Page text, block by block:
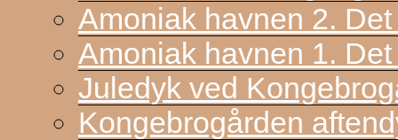
Amoniak havnen 2.
Amoniak havnen 1.
Juledyk ved
Kongebrogården